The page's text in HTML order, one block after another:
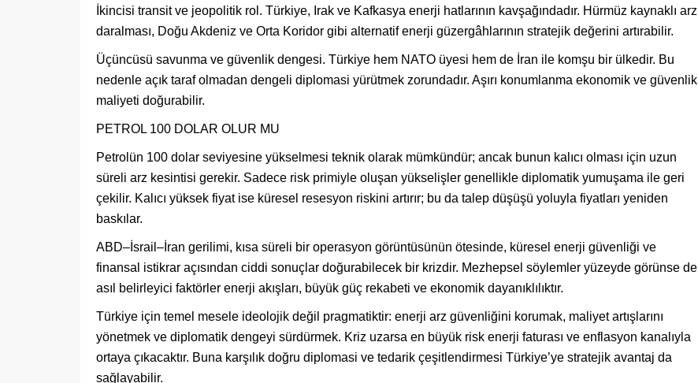
İkincisi transit ve jeopolitik rol. Türkiye, Irak ve Kafkasya enerji hatlarının kavşağındadır. Hürmüz kaynaklı arz
daralması, Doğu Akdeniz ve Orta Koridor gibi alternatif enerji güzergâhlarının stratejik değerini artırabilir.
Üçüncüsü savunma ve güvenlik dengesi. Türkiye hem NATO üyesi hem de İran ile komşu bir ülkedir. Bu
nedenle açık taraf olmadan dengeli diplomasi yürütmek zorundadır. Aşırı konumlanma ekonomik ve güvenlik
maliyeti doğurabilir.
PETROL 100 DOLAR OLUR MU
Petrolün 100 dolar seviyesine yükselmesi teknik olarak mümkündür; ancak bunun kalıcı olması için uzun
süreli arz kesintisi gerekir. Sadece risk primiyle oluşan yükselişler genellikle diplomatik yumuşama ile geri
çekilir. Kalıcı yüksek fiyat ise küresel resesyon riskini artırır; bu da talep düşüşü yoluyla fiyatları yeniden
baskılar.
ABD–İsrail–İran gerilimi, kısa süreli bir operasyon görüntüsünün ötesinde, küresel enerji güvenliği ve
finansal istikrar açısından ciddi sonuçlar doğurabilecek bir krizdir. Mezhepsel söylemler yüzeyde görünse de
asıl belirleyici faktörler enerji akışları, büyük güç rekabeti ve ekonomik dayanıklılıktır.
Türkiye için temel mesele ideolojik değil pragmatiktir: enerji arz güvenliğini korumak, maliyet artışlarını
yönetmek ve diplomatik dengeyi sürdürmek. Kriz uzarsa en büyük risk enerji faturası ve enflasyon kanalıyla
ortaya çıkacaktır. Buna karşılık doğru diplomasi ve tedarik çeşitlendirmesi Türkiye’ye stratejik avantaj da
sağlayabilir.